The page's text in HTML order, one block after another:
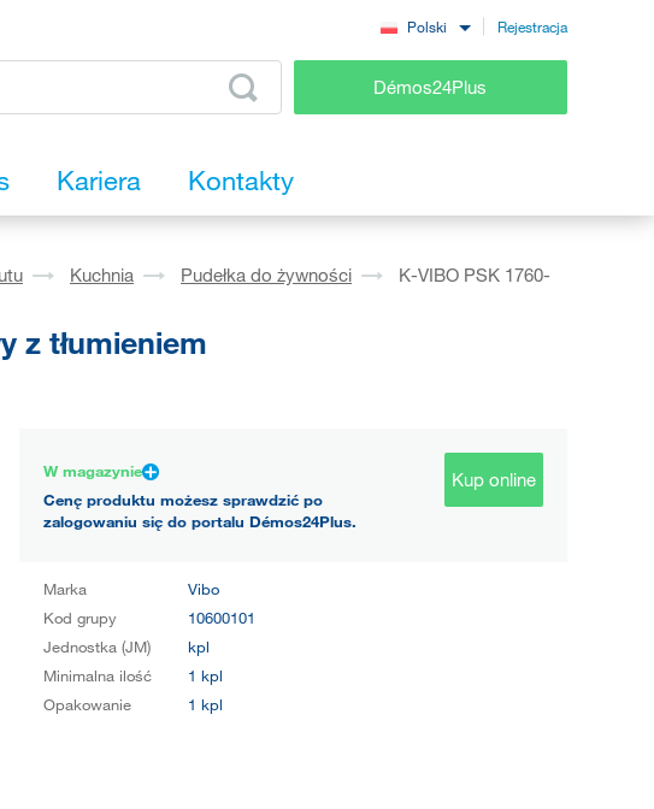
Polski Rejestracja
Démos24Plus
Kariera Kontakty
Kuchnia Pudełka do żywności
K-VIBO PSK 1760-
z tłumieniem
W magazynie
Cenę produktu możesz sprawdzić po
zalogowaniu się do portalu Démos24Plus.
Kup online
Marka
Vibo
Kod grupy
10600101
Jednostka (JM)
kpl
Minimalna ilość
1 kpl
Opakowanie
1 kpl